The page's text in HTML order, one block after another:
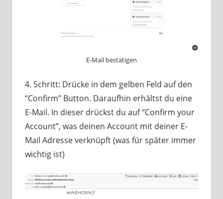
E-Mail bestätigen
4. Schritt: Drücke in dem gelben Feld auf den
“Confirm” Button. Daraufhin erhältst du eine
E-Mail. In dieser drückst du auf “Confirm your
Account”, was deinen Account mit deiner E-
Mail Adresse verknüpft (was für später immer
wichtig ist)